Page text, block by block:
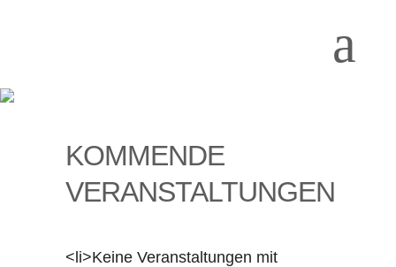
KOMMENDE
VERANSTALTUNGEN
<li>Keine Veranstaltungen mit